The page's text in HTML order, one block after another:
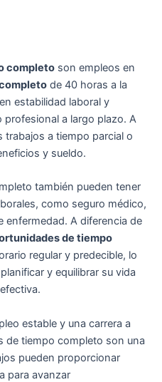
completo son empleos en
de 40 horas a la
estabilidad laboral y
a largo plazo. A
trabajos a tiempo parcial o
y sueldo.
también pueden tener
como seguro médico,
enfermedad. A diferencia de
de tiempo
regular y predecible, lo
y equilibrar su vida
estable y una carrera a
de tiempo completo son una
pueden proporcionar
para avanzar